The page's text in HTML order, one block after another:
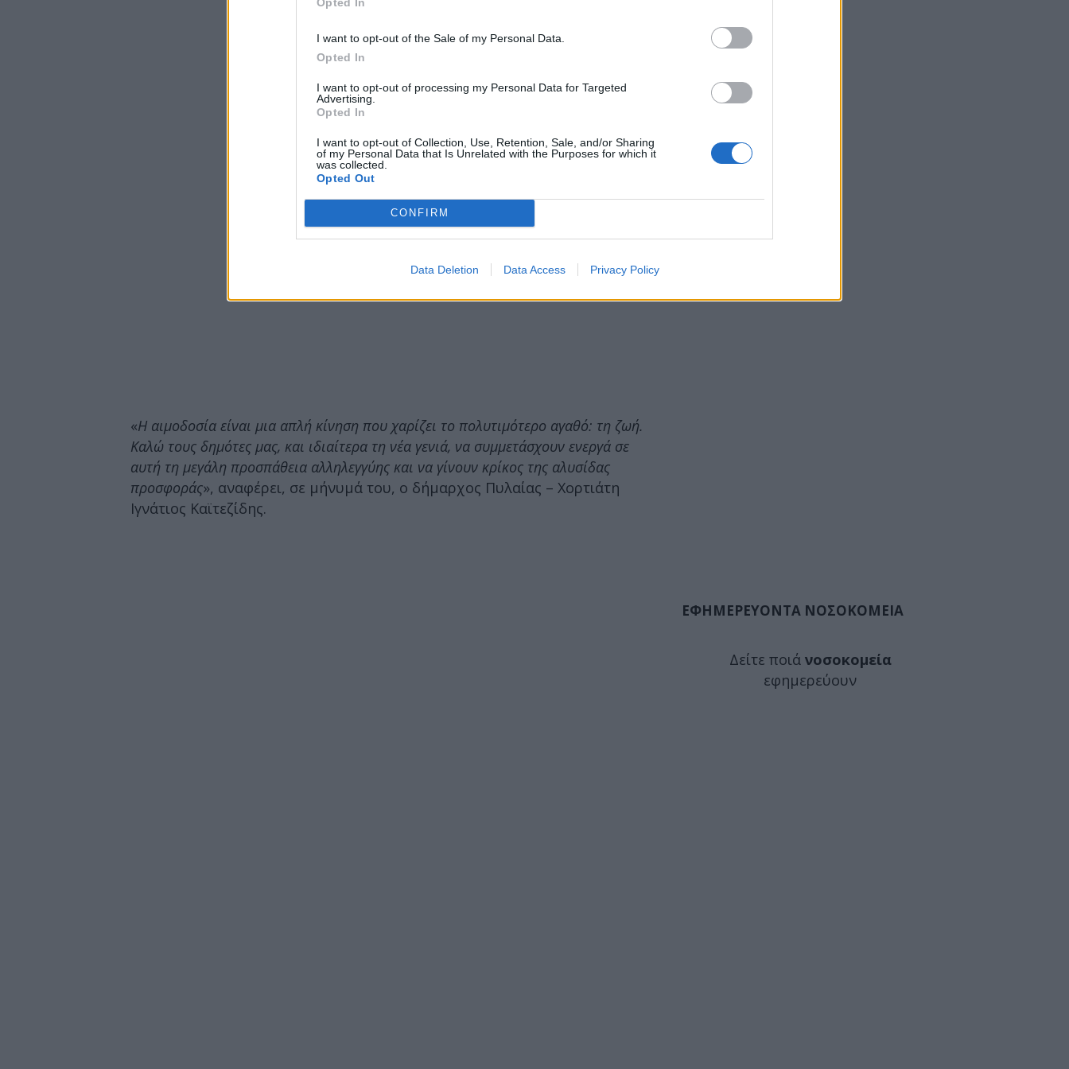
I want to opt-out of the Sale of my Personal Data.
Opted In
I want to opt-out of processing my Personal Data for Targeted
Advertising.
Opted In
I want to opt-out of Collection, Use, Retention, Sale, and/or Sharing
of my Personal Data that Is Unrelated with the Purposes for which it
was collected.
Opted Out
CONFIRM
Data Deletion Data Access Privacy Policy
«Η αιμοδοσία είναι μια απλή κίνηση που χαρίζει το πολυτιμότερο αγαθό: τη ζωή.
Καλώ τους δημότες μας, και ιδιαίτερα τη νέα γενιά, να συμμετάσχουν ενεργά σε
αυτή τη μεγάλη προσπάθεια αλληλεγγύης και να γίνουν κρίκος της αλυσίδας
προσφοράς», αναφέρει, σε μήνυμά του, ο δήμαρχος Πυλαίας – Χορτιάτη
Ιγνάτιος Καϊτεζίδης.
ΕΦΗΜΕΡΕΥΟΝΤΑ ΝΟΣΟΚΟΜΕΙΑ
Δείτε ποιά νοσοκομεία
εφημερεύουν